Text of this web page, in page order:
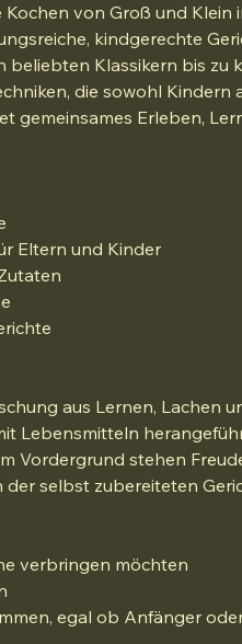
von Groß und
kindgerechte
beliebten Klassikern bis zu
die sowohl Kindern
gemeinsames Erleben,
Eltern und Kinder
aus Lernen, Lachen
Lebensmitteln
Vordergrund stehen
der selbst zubereiteten
verbringen möchten
egal ob Anfänger